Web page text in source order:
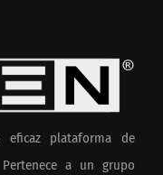
eficaz plataforma de
a un grupo